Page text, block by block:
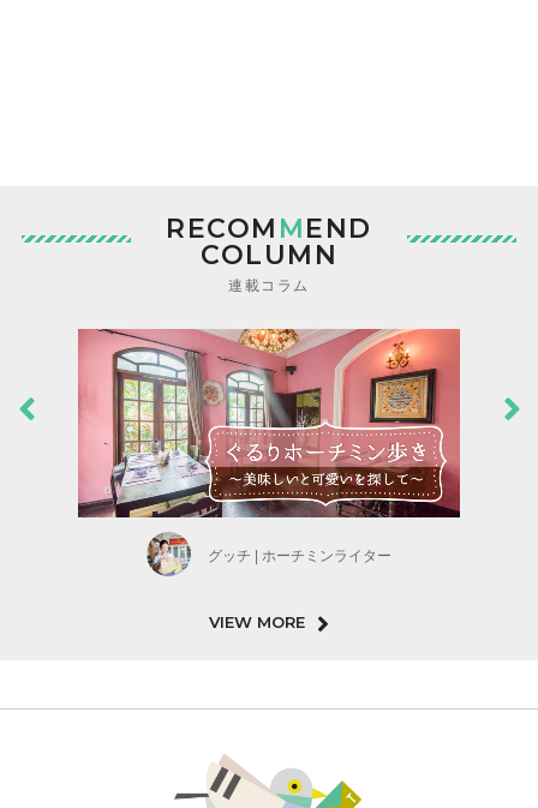
RECOM MEND
COLUMN
連載コラム
グッチ | ホーチミンライター
VIEW MORE